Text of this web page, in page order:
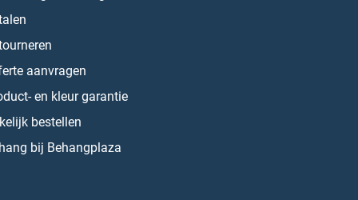
aanvragen
en kleur garantie
bestellen
bij Behangplaza